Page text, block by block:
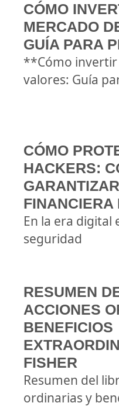
CÓMO
MERCADO
GUÍA PARA
**Cómo invertir
valores: Guía
CÓMO
HACKERS:
FINANCIERA
En la era digital
seguridad
RESUMEN
ACCIONES
BENEFICIOS
FISHER
Resumen del
ordinarias y